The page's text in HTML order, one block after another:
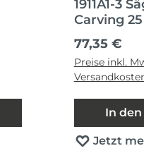
1911A1-3
Carving
Regulärer
77,35 €
Preise inkl.
In
Jetzt